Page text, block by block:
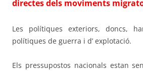
directes dels moviments
Les polítiques exteriors, doncs,
polítiques de guerra i d’ explotació.
Els pressupostos nacionals estan